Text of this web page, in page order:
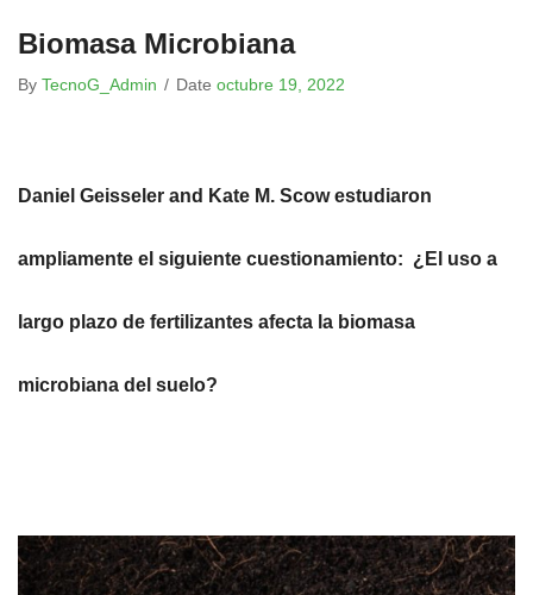
Biomasa Microbiana
By TecnoG_Admin / Date octubre 19, 2022
Daniel Geisseler and Kate M. Scow estudiaron
ampliamente el siguiente cuestionamiento: ¿El uso a
largo plazo de fertilizantes afecta la biomasa
microbiana del suelo?